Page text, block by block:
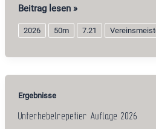
Perkussionsdienstgewehr
2026
Beitrag lesen »
2026 50m 7.21
Ergebnisse
Unterhebelrepetier Auflage 2026